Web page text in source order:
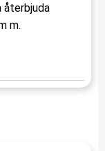
återbjuda
m.